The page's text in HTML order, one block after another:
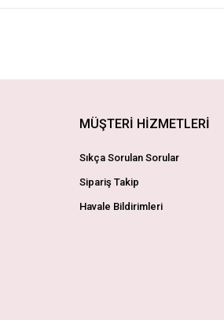
MÜŞTERİ HİZMETLERİ
Sıkça Sorulan Sorular
Sipariş Takip
Havale Bildirimleri